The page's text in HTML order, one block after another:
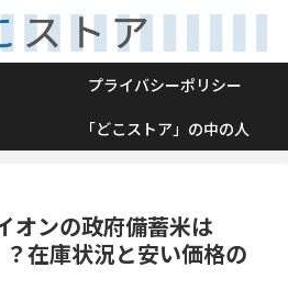
プライバシーポリシー
「どこストア」の中の人
オンの政府備蓄米は
？在庫状況と安い価格の